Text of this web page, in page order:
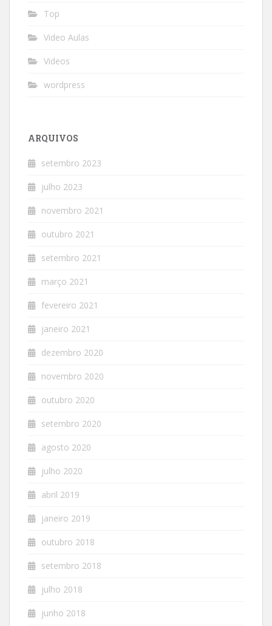
Top
Video Aulas
Videos
wordpress
ARQUIVOS
setembro 2023
julho 2023
novembro 2021
outubro 2021
setembro 2021
março 2021
fevereiro 2021
janeiro 2021
dezembro 2020
novembro 2020
outubro 2020
setembro 2020
agosto 2020
julho 2020
abril 2019
janeiro 2019
outubro 2018
setembro 2018
julho 2018
junho 2018